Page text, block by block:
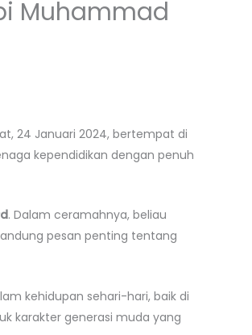
Muhammad
24 Januari 2024, bertempat di
kependidikan dengan penuh
. Dalam ceramahnya, beliau
pesan penting tentang
kehidupan sehari-hari, baik di
karakter generasi muda yang